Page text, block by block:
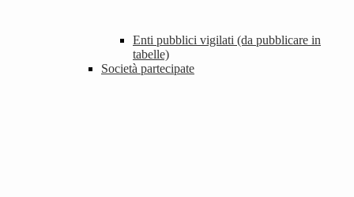
Enti pubblici vigilati (da pubblicare in
tabelle)
Società partecipate